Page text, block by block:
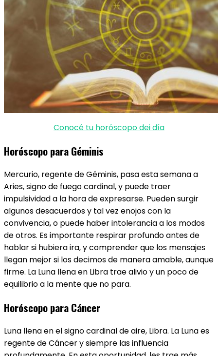
Conocé tu horóscopo dei día
Horóscopo para Géminis
Mercurio, regente de Géminis​, pasa esta semana a
Aries, signo de fuego cardinal, y puede traer
impulsividad a la hora de expresarse. Pueden surgir
algunos desacuerdos y tal vez enojos con la
convivencia, o puede haber intolerancia a los modos
de otros. Es importante respirar profundo antes de
hablar si hubiera ira, y comprender que los mensajes
llegan mejor si los decimos de manera amable, aunque
firme. La Luna llena en Libra trae alivio y un poco de
equilibrio a la mente que no para.
Horóscopo para Cáncer
Luna llena en el signo cardinal de aire, Libra. La Luna es
regente de Cáncer​ y siempre las influencia